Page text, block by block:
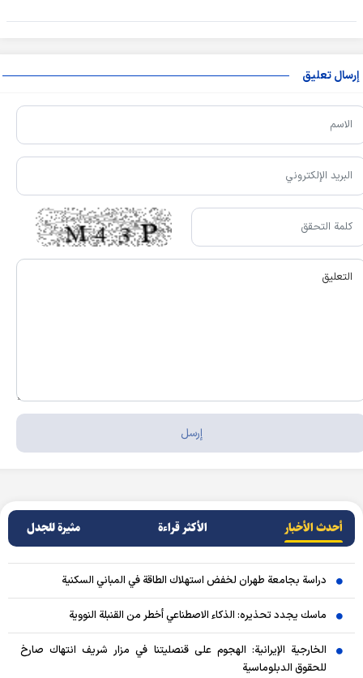
إرسال تعليق
أحدث الأخبار الأکثر قراءة مثيرة للجدل
دراسة بجامعة طهران لخفض استهلاك الطاقة في المباني السكنية
ماسك يجدد تحذيره: الذكاء الاصطناعي أخطر من القنبلة النووية
الخارجية الإيرانية: الهجوم على قنصليتنا في مزار شريف انتهاك صارخ
للحقوق الدبلوماسية